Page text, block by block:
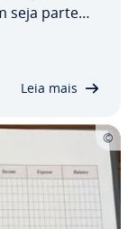
seja parte
Leia mais